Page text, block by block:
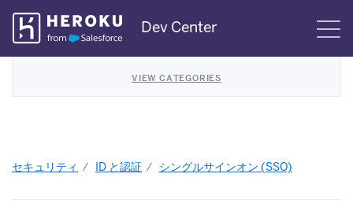
Skip
Navigation
Dev Center
VIEW CATEGORIES
セキュリティ ID と認証 シングルサインオン (SSO)